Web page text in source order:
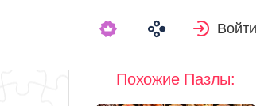
Войти
Похожие Пазлы: